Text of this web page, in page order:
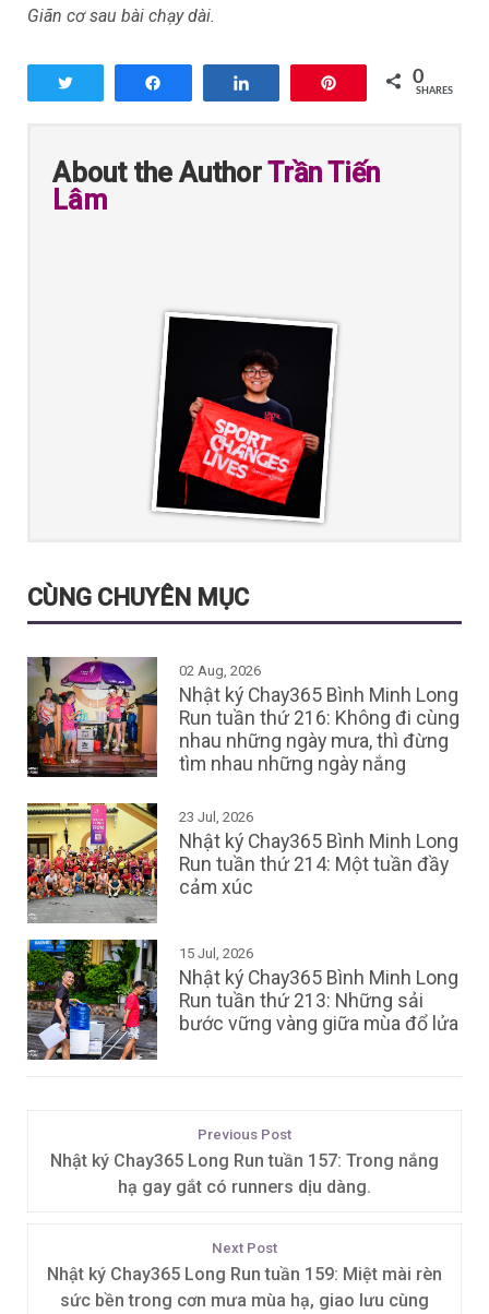
Giãn cơ sau bài chạy dài.
0
SHARES
About the AuthorTrần Tiến
Lâm
CÙNG CHUYÊN MỤC
02 Aug, 2026
Nhật ký Chay365 Bình Minh Long
Run tuần thứ 216: Không đi cùng
nhau những ngày mưa, thì đừng
tìm nhau những ngày nắng
23 Jul, 2026
Nhật ký Chay365 Bình Minh Long
Run tuần thứ 214: Một tuần đầy
cảm xúc
15 Jul, 2026
Nhật ký Chay365 Bình Minh Long
Run tuần thứ 213: Những sải
bước vững vàng giữa mùa đổ lửa
Previous Post
Nhật ký Chay365 Long Run tuần 157: Trong nắng
hạ gay gắt có runners dịu dàng.
Next Post
Nhật ký Chay365 Long Run tuần 159: Miệt mài rèn
sức bền trong cơn mưa mùa hạ, giao lưu cùng